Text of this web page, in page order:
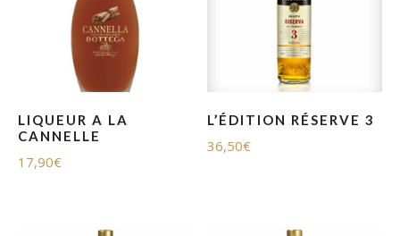
LIQUEUR A LA
CANNELLE
17,90€
L’ÉDITION RÉSERVE 3
36,50€